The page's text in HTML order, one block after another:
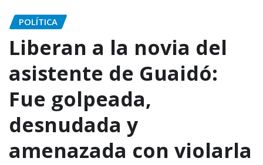
POLÍTICA
Liberan a la novia del
asistente de Guaidó:
Fue golpeada,
desnudada y
amenazada con violarla